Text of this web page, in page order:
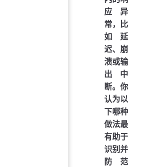
应异
常，比
如延
迟、崩
溃或输
出中
断。你
认为以
下哪种
做法最
有助于
识别并
防范